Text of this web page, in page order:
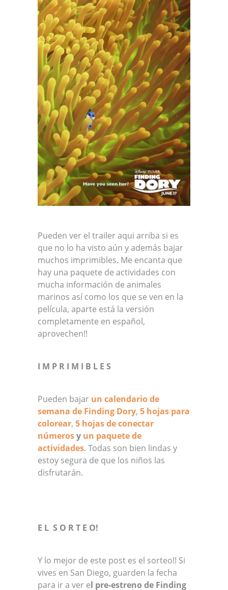
Pueden ver el trailer aqui arriba si es
que no lo ha visto aún y además bajar
muchos imprimibles. Me encanta que
hay una paquete de actividades con
mucha información de animales
marinos así como los que se ven en la
película, aparte está la versión
completamente en español,
aprovechen!!
I M P R I M I B L E S
Pueden bajar un calendario de
semana de Finding Dory, 5 hojas para
colorear, 5 hojas de conectar
númerosy un paquete de
actividades. Todas son bien lindas y
estoy segura de que los niños las
disfrutarán.
E L S O R T E O!
Y lo mejor de este post es el sorteo!! Si
vives en San Diego, guarden la fecha
para ir a ver el pre-estreno de Finding